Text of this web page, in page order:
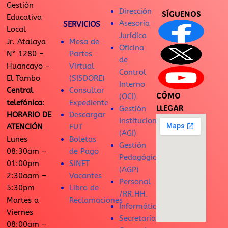
Gestión
Educativa
Local
Jr. Atalaya
N° 1280 –
Huancayo –
El Tambo
Central
telefónica:
HORARIO DE
ATENCIÓN
Lunes
08:30am –
01:00pm
2:30aam –
5:30pm
Martes a
Viernes
08:00am –
SERVICIOS
Mesa de
Partes
Virtual
(SISDORE)
Consultar
Expediente
Descargar
FUT
Boletas
de Pago
SINET
Vacantes
Libro de
Reclamaciones
Dirección
Asesoría
Jurídica
Oficina
de
Control
Interno
(OCI)
Gestión
Institucional
(AGI)
Gestión
Pedagógica
(AGP)
Personal
/RR.HH.
Informática
Secretaría
SÍGUENOS
CÓMO
LLEGAR